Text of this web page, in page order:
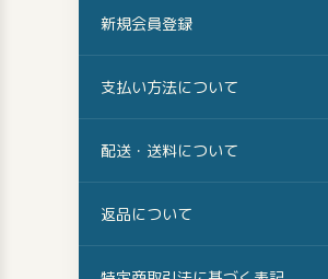
新規会員登録
支払い方法について
配送・送料について
返品について